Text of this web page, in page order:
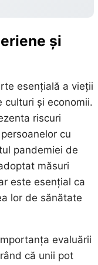
și
esențială a vieții
culturi și economii.
riscuri
cu
pandemiei de
măsuri
este esențial ca
lor de sănătate
evaluării
că unii pot